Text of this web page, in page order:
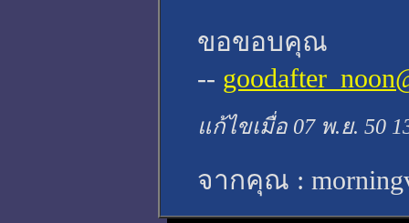
ขอขอบคุณ
--
แก้ไขเมื่อ 07 พ.ย. 50
จากคุณ :